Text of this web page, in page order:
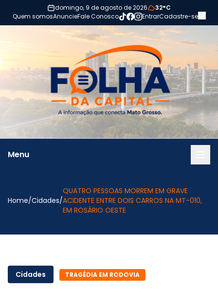
Pular para o conteúdodomingo, 9 de agosto de 2026
32°C
Quem somosAnuncieFale Conosco EntrarCadastre-se
Menu
Home/Cidades/
QUATRO PESSOAS MORREM EM GRAVE
ACIDENTE ENTRE DOIS CARROS NA MT-010,
EM ROSÁRIO OESTE
Cidades TRAGÉDIA EM RODOVIA